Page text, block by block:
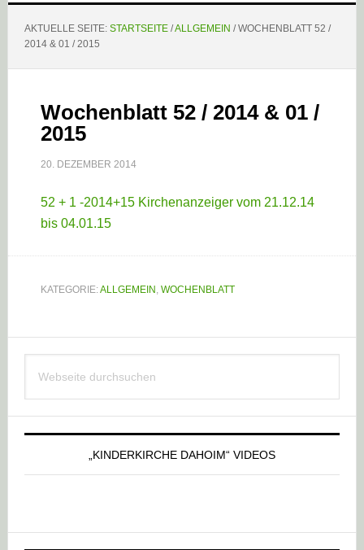
AKTUELLE SEITE: STARTSEITE /ALLGEMEIN /WOCHENBLATT 52 /
2014 & 01 / 2015
Wochenblatt 52 / 2014 & 01 /
2015
20. DEZEMBER 2014
52 + 1 -2014+15 Kirchenanzeiger vom 21.12.14
bis 04.01.15
KATEGORIE:ALLGEMEIN , WOCHENBLATT
Haupt-
Sidebar
durchsuchen
„KINDERKIRCHE DAHOIM“ VIDEOS